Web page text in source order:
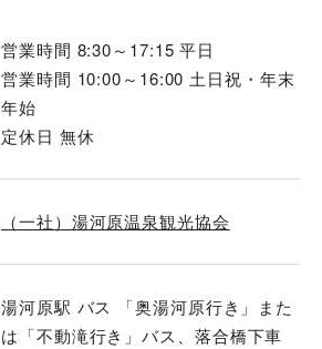
営業時間 8:30～17:15 平日
営業時間 10:00～16:00 土日祝・年末
年始
定休日 無休
（一社）湯河原温泉観光協会
湯河原駅 バス 「奥湯河原行き」また
は「不動滝行き」バス、落合橋下車